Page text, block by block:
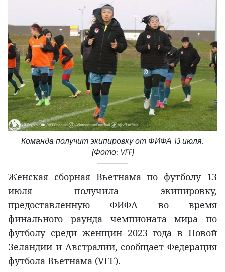
Команда получит экипировку от ФИФА 13 июля.
(Фото: VFF)
Женская сборная Вьетнама по футболу 13
июля получила экипировку,
предоставленную ФИФА во время
финального раунда чемпионата мира по
футболу среди женщин 2023 года в Новой
Зеландии и Австралии, сообщает Федерация
футбола Вьетнама (VFF).